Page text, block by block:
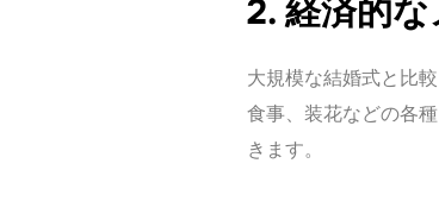
2. 経済的
大規模な結婚式と比
食事、装花などの各
きます。